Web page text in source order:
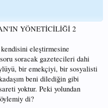
YÖNETİCİLİĞİ 2
eleştirmesine
soracak gazetecileri dahi
bir emekçiyi, bir sosyalisti
beni dilediğin gibi
yoktur. Peki yolundan
di?